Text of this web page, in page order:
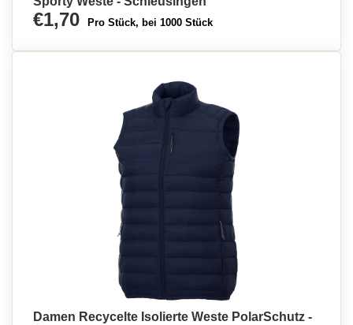
€1,70 Pro Stück, bei 1000 Stück
Damen Recycelte Isolierte Weste PolarSchutz -